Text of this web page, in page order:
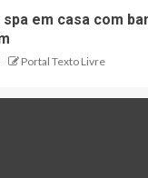
em casa com
Portal Texto Livre